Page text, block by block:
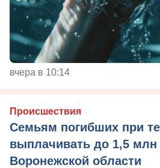
вчера в 10:14
Происшествия
Семьям погибших при
выплачивать до 1,5 млн
Воронежской области